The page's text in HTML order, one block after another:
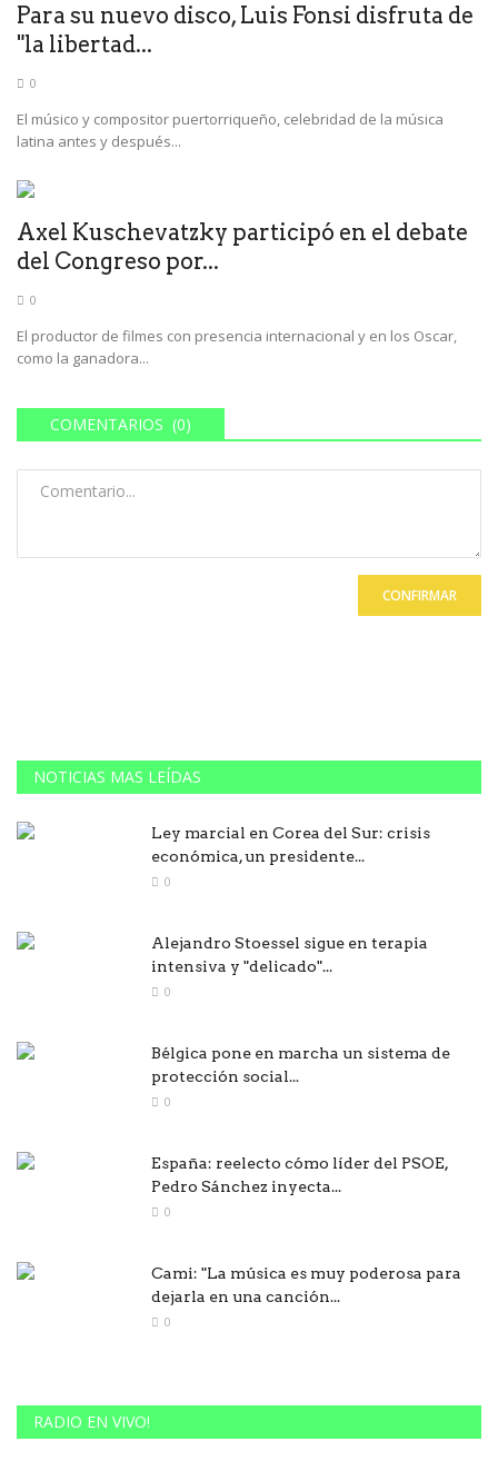
Para su nuevo disco, Luis Fonsi disfruta de
"la libertad...
0
El músico y compositor puertorriqueño, celebridad de la música
latina antes y después...
Axel Kuschevatzky participó en el debate
del Congreso por...
0
El productor de filmes con presencia internacional y en los Oscar,
como la ganadora...
COMENTARIOS (0)
CONFIRMAR
NOTICIAS MAS LEÍDAS
Ley marcial en Corea del Sur: crisis
económica, un presidente...
0
Alejandro Stoessel sigue en terapia
intensiva y "delicado"...
0
Bélgica pone en marcha un sistema de
protección social...
0
España: reelecto cómo líder del PSOE,
Pedro Sánchez inyecta...
0
Cami: "La música es muy poderosa para
dejarla en una canción...
0
RADIO EN VIVO!